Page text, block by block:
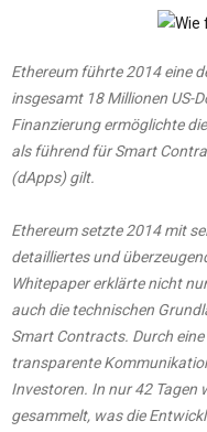
Ethereum führte 2014 eine
insgesamt 18 Millionen US-
Finanzierung ermöglichte
als führend für Smart
(dApps) gilt.
Ethereum setzte 2014 mit
detailliertes und
Whitepaper erklärte nicht
auch die technischen
Smart Contracts. Durch
transparente
Investoren. In nur 42 Tagen
gesammelt, was die